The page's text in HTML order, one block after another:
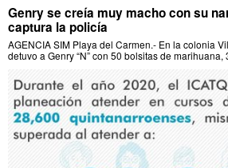
Genry se creía muy macho con su
captura la policía
AGENCIA SIM Playa del Carmen.- En la colonia
detuvo a Genry “N” con 50 bolsitas de marihuana,